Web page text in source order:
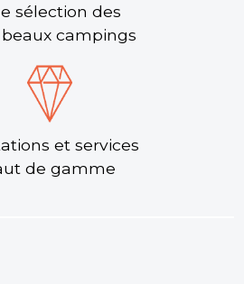
sélection des
campings
et services
de gamme